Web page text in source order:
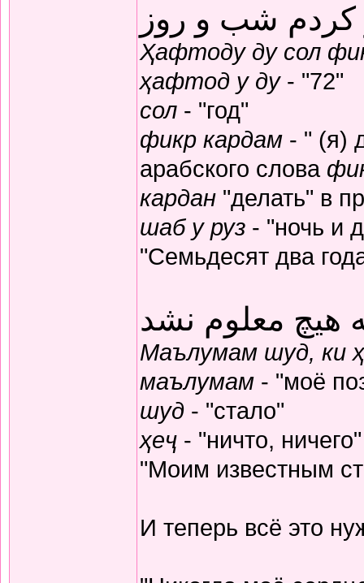
کردم شب و روز
Ҳафтоду ду сол
ҳафтод у ду- "72"
сол - "год"
фикр кардам - " (я)
арабского слова
кардан "делать" в
шаб у руз - "ночь и
"Семьдесят два
هیچ معلوم نشد
Маълумам шуд, ки
маълумам - "моё
шуд - "стало"
ҳеҷ - "ничто, ничего"
"Моим известным
И теперь всё это